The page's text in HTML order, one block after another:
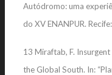
Autódromo: uma
do XV ENANPUR.
13 Miraftab, F. Insurgent
the Global South. In: